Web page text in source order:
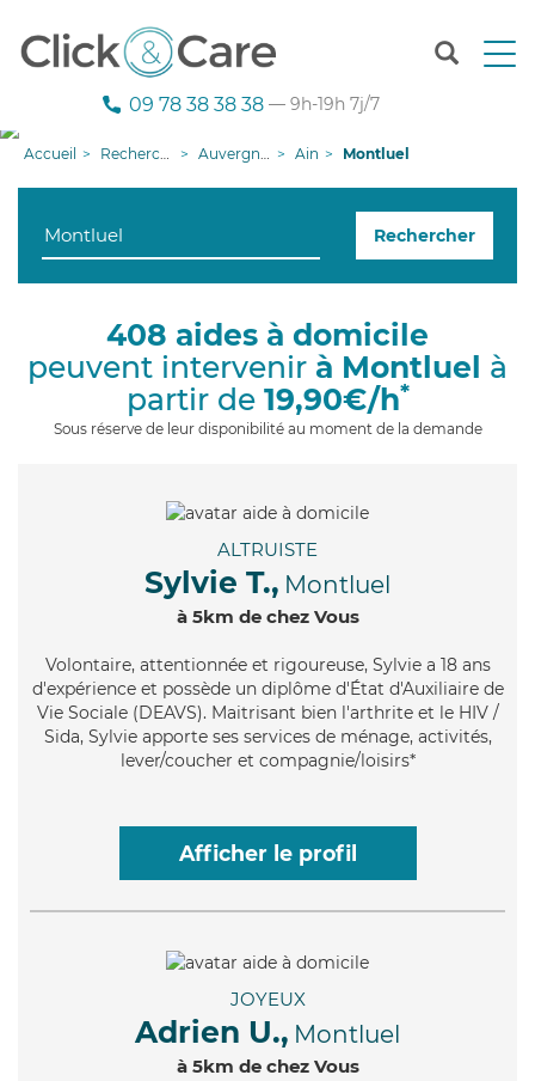
T
n
g
i
09 78 38 38 38 — 9h-19h 7j/7
Accueil Recherche aide à domicile Auvergne-Rhône-Alpes Ain Montluel
Rechercher
408 aides à domicile
peuvent intervenir à Montluel à
partir de 19,90€/h*
Sous réserve de leur disponibilité au moment de la demande
ALTRUISTE
Sylvie T., Montluel
à 5km de chez Vous
Volontaire, attentionnée et rigoureuse, Sylvie a 18 ans
d'expérience et possède un diplôme d'État d'Auxiliaire de
Vie Sociale (DEAVS). Maitrisant bien l'arthrite et le HIV /
Sida, Sylvie apporte ses services de ménage, activités,
lever/coucher et compagnie/loisirs*
Afficher le profil
JOYEUX
Adrien U., Montluel
à 5km de chez Vous